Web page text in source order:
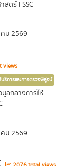
ตร์ FSSC
ม 2569
views
ริการและการตรวจพิสูจน์
ลกลางการให้
ม 2569